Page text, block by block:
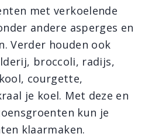
met verkoelende
andere asperges en
Verder houden ook
broccoli, radijs,
courgette,
je koel. Met deze en
kun je
klaarmaken.